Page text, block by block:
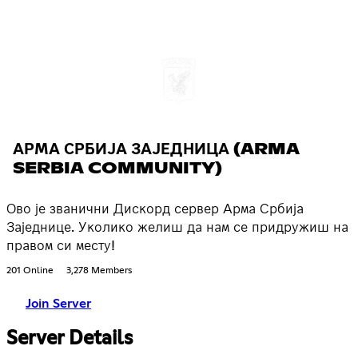
АРМА СРБИЈА ЗАЈЕДНИЦА (ARMA
SERBIA COMMUNITY)
Ово је званични Дискорд сервер Арма Србија
Заједнице. Уколико желиш да нам се придружиш на
правом си месту!
201 Online 3,278 Members
Join Server
Server Details